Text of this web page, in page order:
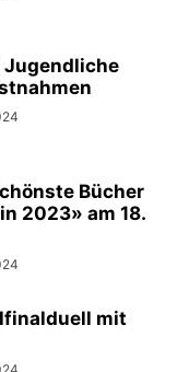
Bücher
2023» am 18.
mit